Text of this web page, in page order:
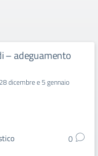
– adeguamento
dicembre e 5 gennaio
0